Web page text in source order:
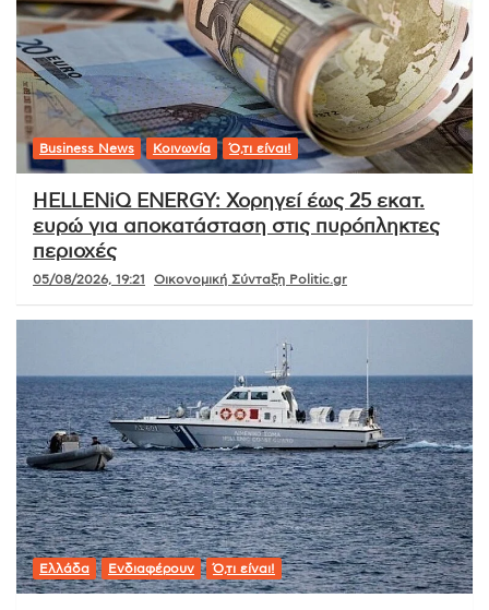
Business News Κοινωνία Ό,τι είναι!
HELLENiQ ENERGY: Χορηγεί έως 25 εκατ.
ευρώ για αποκατάσταση στις πυρόπληκτες
περιοχές
05/08/2026, 19:21 Οικονομική Σύνταξη Politic.gr
Ελλάδα Ενδιαφέρουν Ό,τι είναι!